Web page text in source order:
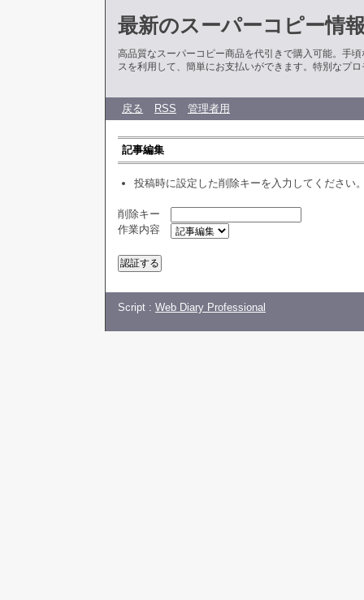
最新のスーパーコピー情
高品質なスーパーコピー商品を代引きで購入可能。手
スを利用して、簡単にお支払いができます。特別なプ
戻る RSS 管理者用
記事編集
投稿時に設定した削除キーを入力してください
削除キー
作業内容
Script : Web Diary Professional